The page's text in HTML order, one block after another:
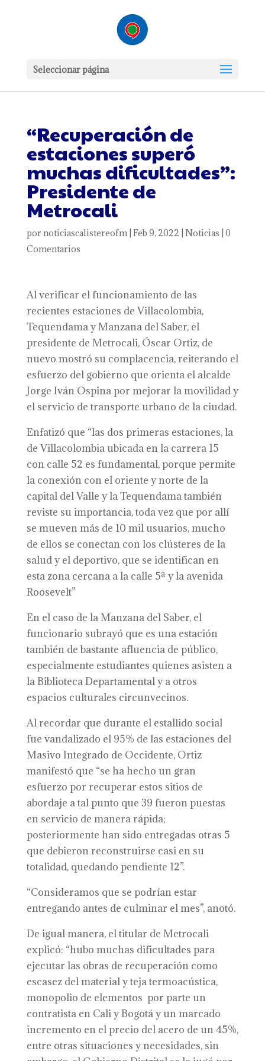
Seleccionar página
“Recuperación de
estaciones superó
muchas dificultades”:
Presidente de
Metrocali
por noticiascalistereofm| Feb 9, 2022 Noticias 0
Comentarios
Al verificar el funcionamiento de las
recientes estaciones de Villacolombia,
Tequendama y Manzana del Saber, el
presidente de Metrocali, Óscar Ortiz, de
nuevo mostró su complacencia, reiterando el
esfuerzo del gobierno que orienta el alcalde
Jorge Iván Ospina por mejorar la movilidad y
el servicio de transporte urbano de la ciudad.
Enfatizó que “las dos primeras estaciones, la
de Villacolombia ubicada en la carrera 15
con calle 52 es fundamental, porque permite
la conexión con el oriente y norte de la
capital del Valle y la Tequendama también
reviste su importancia, toda vez que por allí
se mueven más de 10 mil usuarios, mucho
de ellos se conectan con los clústeres de la
salud y el deportivo, que se identifican en
esta zona cercana a la calle 5ª y la avenida
Roosevelt”
En el caso de la Manzana del Saber, el
funcionario subrayó que es una estación
también de bastante afluencia de público,
especialmente estudiantes quienes asisten a
la Biblioteca Departamental y a otros
espacios culturales circunvecinos.
Al recordar que durante el estallido social
fue vandalizado el 95% de las estaciones del
Masivo Integrado de Occidente, Ortiz
manifestó que “se ha hecho un gran
esfuerzo por recuperar estos sitios de
abordaje a tal punto que 39 fueron puestas
en servicio de manera rápida;
posteriormente han sido entregadas otras 5
que debieron reconstruirse casi en su
totalidad, quedando pendiente 12”.
“Consideramos que se podrían estar
entregando antes de culminar el mes”, anotó.
De igual manera, el titular de Metrocali
explicó: “hubo muchas dificultades para
ejecutar las obras de recuperación como
escasez del material y teja termoacústica,
monopolio de elementos por parte un
contratista en Cali y Bogotá y un marcado
incremento en el precio del acero de un 45%,
entre otras situaciones y necesidades, sin